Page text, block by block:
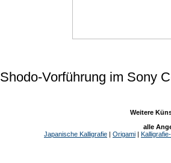
Shodo-Vorführung im Sony
Weitere
alle
Japanische Kalligrafie | Origami |